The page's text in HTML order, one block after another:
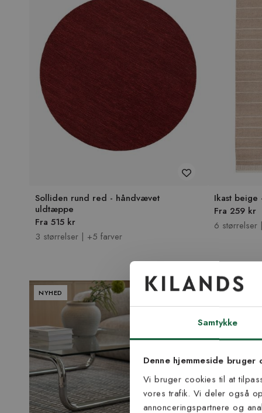
Samtykke
Denne hjemmeside bruger
Vi bruger cookies til at
vores trafik. Vi deler også
annonceringspartnere og
Solliden rund red - håndvævet
uldtæppe
Fra 515 kr
3 størrelser | +5 farver
Ikast
Fra 259 kr
6 størrelser
NYHED NYHED
Vær blandt de
E-mail